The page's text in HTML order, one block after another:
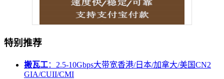
特别推荐
搬瓦工：2.5-10Gbps大带宽香港/日本/加拿大/美国CN2
GIA/CUII/CMI